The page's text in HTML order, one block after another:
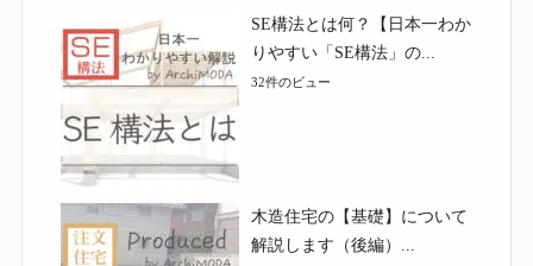
SE構法とは何？【日本一わか
りやすい「SE構法」の...
32件のビュー
木造住宅の【基礎】について
解説します（後編）...